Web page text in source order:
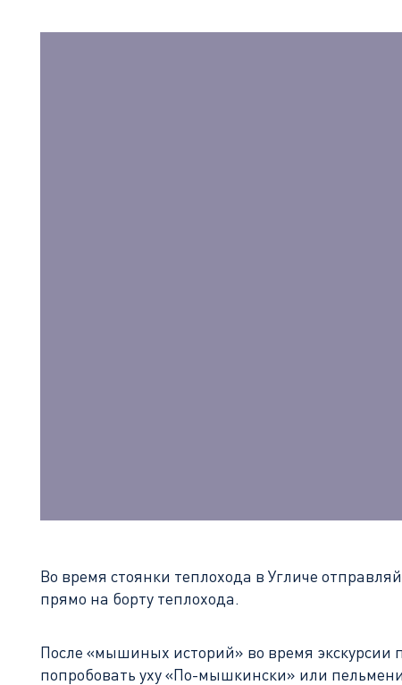
Во время стоянки теплохода в Угличе
прямо на борту теплохода.
После «мышиных историй» во время экскурсии
попробовать уху «По-мышкински» или